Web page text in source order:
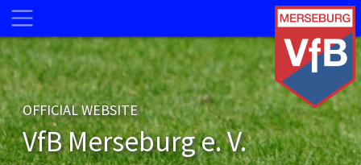
OFFICIAL WEBSITE
VfB Merseburg e. V.